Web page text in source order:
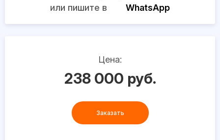
или пишите в
WhatsApp
Цена:
238 000 руб.
Заказать